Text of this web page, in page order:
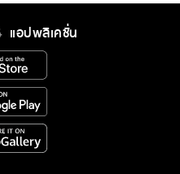
แอปพลิเคชั่น